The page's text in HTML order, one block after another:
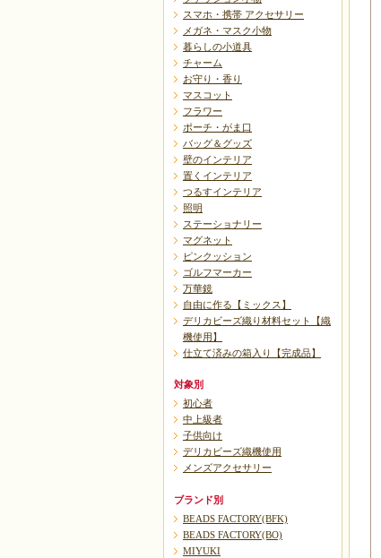
スマホ・携帯 アクセサリー
メガネ・マスク小物
暮らしの小道具
チャーム
お守り・香り
マスコット
フラワー
ポーチ・がま口
バッグ＆グッズ
壁のインテリア
置くインテリア
つるすインテリア
照明
ステーショナリー
マグネット
ピンクッション
ゴルフマーカー
万華鏡
自由に作る【ミックス】
デリカビーズ織り材料セット【織
機使用】
仕立て済みの箱入り【完成品】
対象別
初心者
中上級者
子供向け
デリカビーズ織機使用
メンズアクセサリー
ブランド別
BEADS FACTORY(BFK)
BEADS FACTORY(BO)
MIYUKI